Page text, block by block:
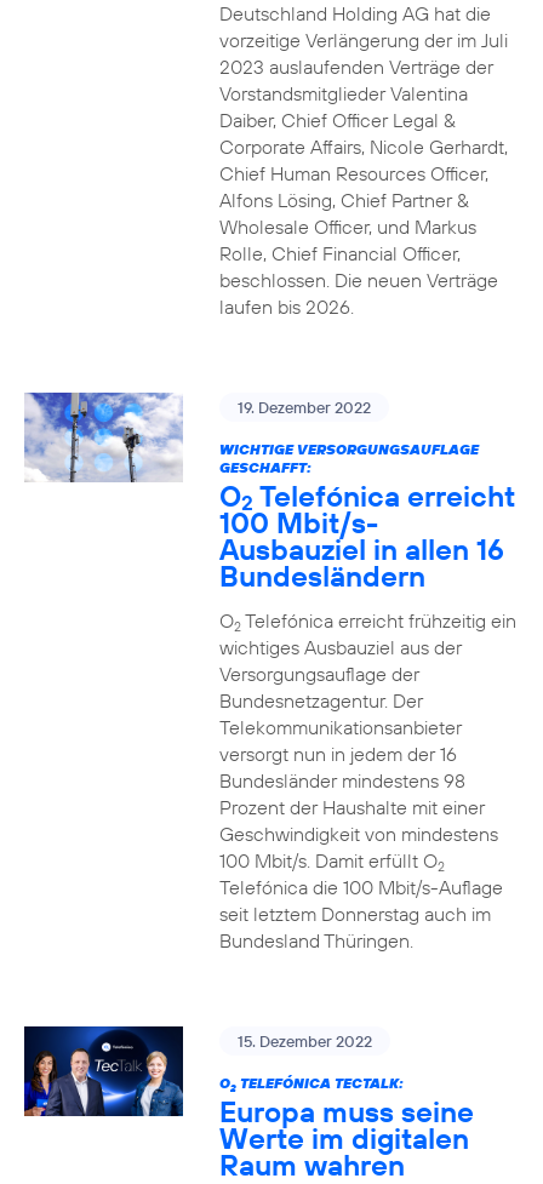
Deutschland Holding AG hat die
vorzeitige Verlängerung der im Juli
2023 auslaufenden Verträge der
Vorstandsmitglieder Valentina
Daiber, Chief Officer Legal &
Corporate Affairs, Nicole Gerhardt,
Chief Human Resources Officer,
Alfons Lösing, Chief Partner &
Wholesale Officer, und Markus
Rolle, Chief Financial Officer,
beschlossen. Die neuen Verträge
laufen bis 2026.
19. Dezember 2022
WICHTIGE VERSORGUNGSAUFLAGE
GESCHAFFT:
O2 Telefónica erreicht
100 Mbit/s-
Ausbauziel in allen 16
Bundesländern
O2Telefónica erreicht frühzeitig ein
wichtiges Ausbauziel aus der
Versorgungsauflage der
Bundesnetzagentur. Der
Telekommunikationsanbieter
versorgt nun in jedem der 16
Bundesländer mindestens 98
Prozent der Haushalte mit einer
Geschwindigkeit von mindestens
100 Mbit/s. Damit erfüllt O2
Telefónica die 100 Mbit/s-Auflage
seit letztem Donnerstag auch im
Bundesland Thüringen.
15. Dezember 2022
O2TELEFÓNICA TECTALK:
Europa muss seine
Werte im digitalen
Raum wahren